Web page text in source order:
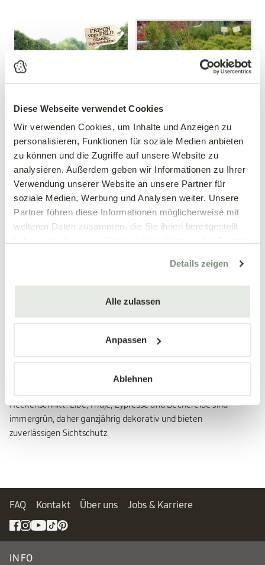
Diese Webseite verwendet Cookies
Wir verwenden Cookies, um Inhalte und Anzeigen zu
personalisieren, Funktionen für soziale Medien anbieten
zu können und die Zugriffe auf unsere Website zu
analysieren. Außerdem geben wir Informationen zu Ihrer
Verwendung unserer Website an unsere Partner für
soziale Medien, Werbung und Analysen weiter. Unsere
Partner führen diese Informationen möglicherweise mit
weiteren Daten zusammen, die Sie ihnen bereitgestellt
Details zeigen
Alle zulassen
Anpassen
Ablehnen
rabatt
Becher-Eibe 'Hillii'
Taxus media 'Hillii'
49,90 €
rabatt
Riesenzypresse
Cupressocyparis leylandii
24,99 €
mehrere Varianten
verfügbar!
nur im Markt erhältlich
»
Nadelhecken
dicht, sie sind also der ideale Sicht-, Wind- und Lärmschutz. Die
meisten Nadelhecken sind außerdem besonders
Heckenschnitt. Eibe, Thuje, Zypresse und Bechereibe sind
immergrün, daher ganzjährig dekorativ und bieten
zuverlässigen Sichtschutz.
FAQ Kontakt Über uns Jobs & Karriere
INFO